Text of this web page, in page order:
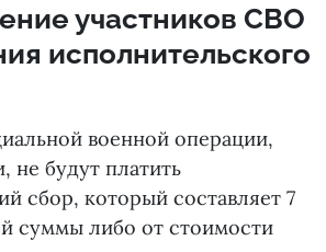
участников СВО
исполнительского
военной операции,
будут платить
сбор, который составляет 7
суммы либо от стоимости